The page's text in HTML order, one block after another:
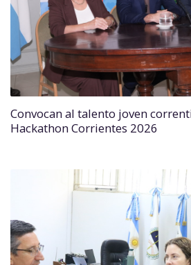
Convocan al talento joven
Hackathon Corrientes 2026